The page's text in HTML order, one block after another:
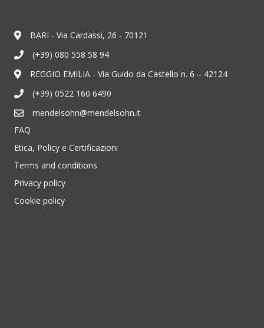
BARI - Via Cardassi, 26 - 70121
(+39) 080 558 58 94
REGGIO EMILIA - Via Guido da Castello n. 6 – 42124
(+39) 0522 160 6490
mendelsohn@mendelsohn.it
FAQ
Etica, Policy e Certificazioni
Terms and conditions
Privacy policy
Cookie policy